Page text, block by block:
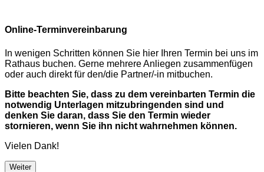
Online-Terminvereinbarung
In wenigen Schritten können Sie hier Ihren Termin bei uns im
Rathaus buchen. Gerne mehrere Anliegen zusammenfügen
oder auch direkt für den/die Partner/-in mitbuchen.
Bitte beachten Sie, dass zu dem vereinbarten Termin die
notwendig Unterlagen mitzubringenden sind und
denken Sie daran, dass Sie den Termin wieder
stornieren, wenn Sie ihn nicht wahrnehmen können.
Vielen Dank!
Weiter